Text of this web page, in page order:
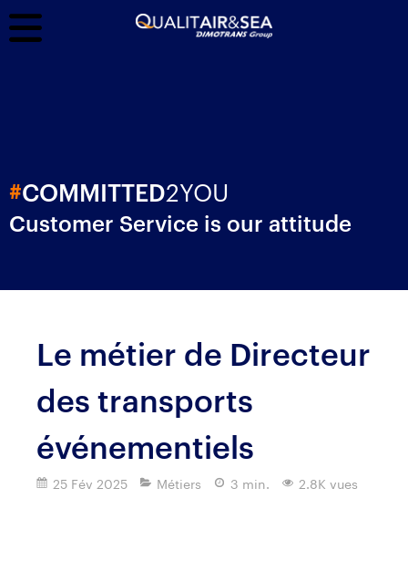
#COMMITTED2YOU
Customer Service is our attitude
Le métier de Directeur
des transports
événementiels
25 Fév 2025 Métiers 3 min. 2.8K vues